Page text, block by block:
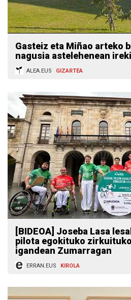
Gasteiz eta Miñao arteko
nagusia astelehenean
ALEA.EUS GIZARTEA
[BIDEOA] Joseba Lasa
pilota egokituko
igandean Zumarragan
ERRAN.EUS KIROLA